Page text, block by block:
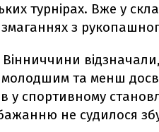
турнірах. Вже у
змаганнях з
Вінниччини
та менш
у спортивному
не судилося